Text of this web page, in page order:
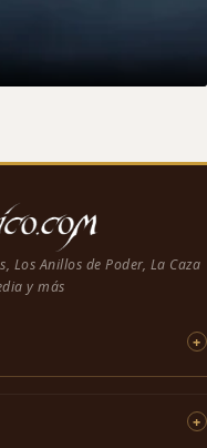
Los Anillos de Poder, La Caza
y más